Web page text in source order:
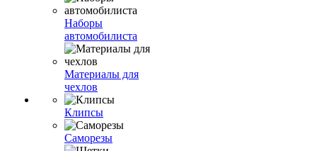
Наборы
автомобилиста
Материалы для
чехлов
Клипсы
Саморезы